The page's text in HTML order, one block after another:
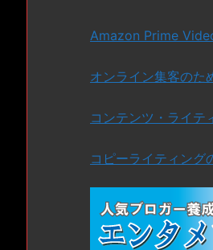
Amazon Prime
オンライン集客のた
コンテンツ・ライテ
コピーライティング